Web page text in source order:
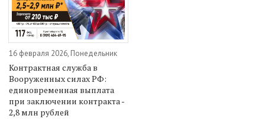
16 февраля 2026, Понедельник
Контрактная служба в
Вооруженных силах РФ:
единовременная выплата
при заключении контракта -
2,8 млн рублей